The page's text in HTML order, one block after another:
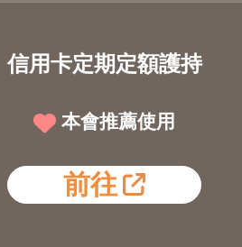
信用卡定期定額護持
本會推薦使用
前往